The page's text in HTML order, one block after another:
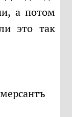
а потом
это так